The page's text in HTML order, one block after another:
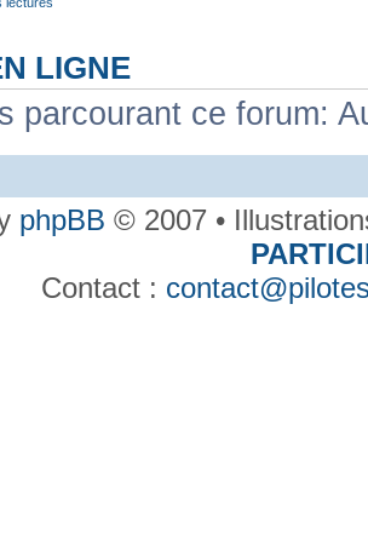
LIGNE
parcourant ce forum:
phpBB © 2007 •
Contact :